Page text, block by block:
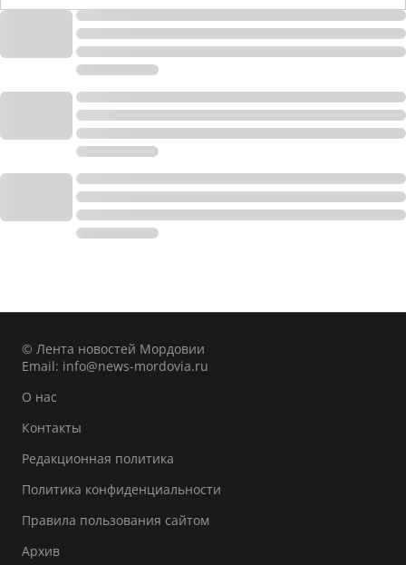
© Лента новостей Мордовии
Email: info@news-mordovia.ru
О нас
Контакты
Редакционная политика
Политика конфиденциальности
Правила пользования сайтом
Архив